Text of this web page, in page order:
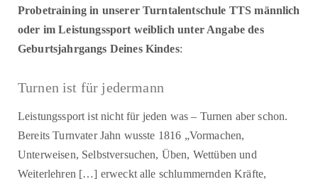
Probetraining in unserer Turntalentschule TTS männlich
oder im Leistungssport weiblich unter Angabe des
Geburtsjahrgangs Deines Kindes:
Turnen ist für jedermann
Leistungssport ist nicht für jeden was – Turnen aber schon.
Bereits Turnvater Jahn wusste 1816 „Vormachen,
Unterweisen, Selbstversuchen, Üben, Wettüben und
Weiterlehren […] erweckt alle schlummernden Kräfte,